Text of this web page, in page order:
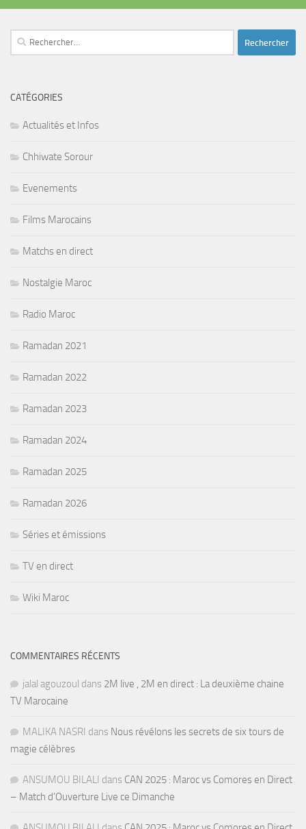
Rechercher :
CATÉGORIES
Actualités et Infos
Chhiwate Sorour
Evenements
Films Marocains
Matchs en direct
Nostalgie Maroc
Radio Maroc
Ramadan 2021
Ramadan 2022
Ramadan 2023
Ramadan 2024
Ramadan 2025
Ramadan 2026
Séries et émissions
TV en direct
Wiki Maroc
COMMENTAIRES RÉCENTS
jalal agouzoul dans 2M live , 2M en direct : La deuxième chaine
TV Marocaine
MALIKA NASRI dans Nous révélons les secrets de six tours de
magie célèbres
ANSUMOU BILALI dans CAN 2025 : Maroc vs Comores en Direct
– Match d’Ouverture Live ce Dimanche